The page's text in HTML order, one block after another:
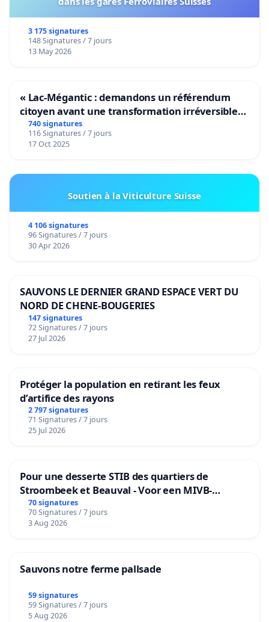
3 175 signatures
148 Signatures / 7 jours
13 May 2026
« Lac-Mégantic : demandons un référendum
citoyen avant une transformation irréversible
de notre territoire »
740 signatures
116 Signatures / 7 jours
17 Oct 2025
Soutien à la Viticulture Suisse
4 106 signatures
96 Signatures / 7 jours
30 Apr 2026
SAUVONS LE DERNIER GRAND ESPACE VERT DU
NORD DE CHENE-BOUGERIES
147 signatures
72 Signatures / 7 jours
27 Jul 2026
Protéger la population en retirant les feux
d’artifice des rayons
2 797 signatures
71 Signatures / 7 jours
25 Jul 2026
Pour une desserte STIB des quartiers de
Stroombeek et Beauval - Voor een MIVB-
bediening van de wijken Strombeek en Het
Voor
70 signatures
70 Signatures / 7 jours
3 Aug 2026
Sauvons notre ferme pallsade
59 signatures
59 Signatures / 7 jours
5 Aug 2026